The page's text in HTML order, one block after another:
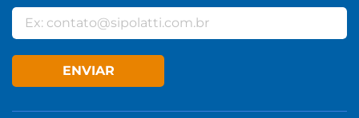
ENVIAR